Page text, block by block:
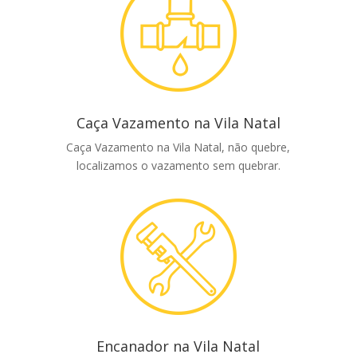
Caça Vazamento na Vila Natal
Caça Vazamento na Vila Natal, não quebre,
localizamos o vazamento sem quebrar.
Encanador na Vila Natal